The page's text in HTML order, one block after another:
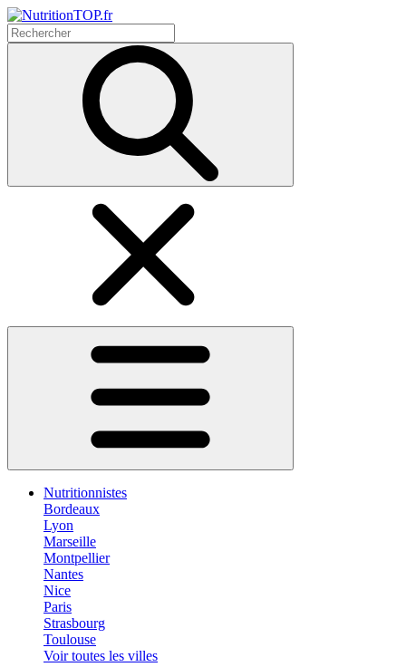
Nutritionnistes
Bordeaux
Lyon
Marseille
Montpellier
Nantes
Nice
Paris
Strasbourg
Toulouse
Voir toutes les villes